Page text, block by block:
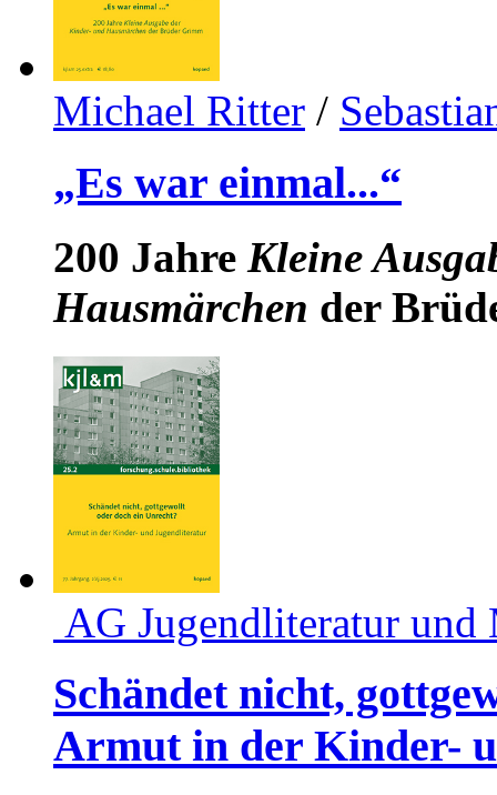
Michael Ritter /
„Es war einmal...“
200 Jahre Kleine
Hausmärchen der
AG Jugendliteratur und
Schändet nicht,
Armut in der Kinder-